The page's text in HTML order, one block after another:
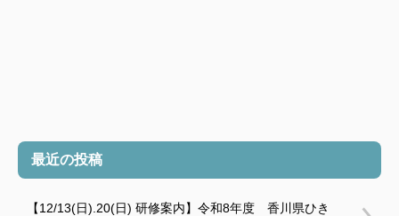
最近の投稿
【12/13(日).20(日) 研修案内】令和8年度 香川県ひき